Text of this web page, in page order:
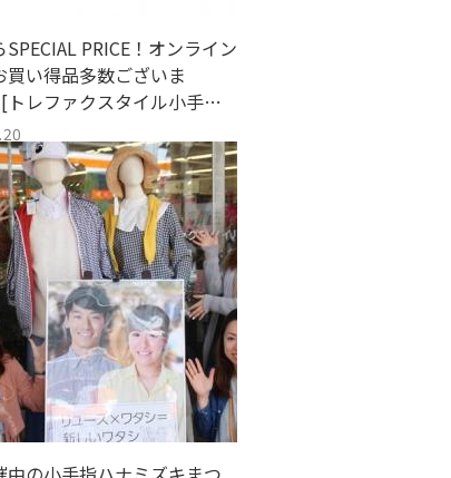
PRICE！オンライン
買い得品多数ございま
トレファクスタイル小手指